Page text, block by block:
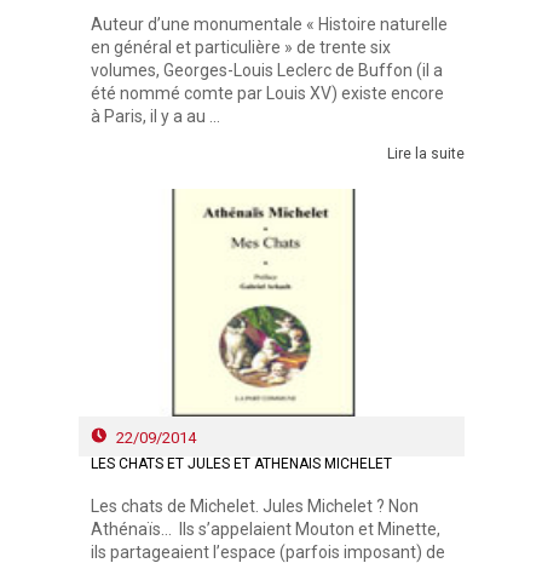
Auteur d’une monumentale « Histoire naturelle
en général et particulière » de trente six
volumes, Georges-Louis Leclerc de Buffon (il a
été nommé comte par Louis XV) existe encore
à Paris, il y a au ...
Lire la suite
22/09/2014
LES CHATS ET JULES ET ATHÉNAÏS MICHELET
Les chats de Michelet. Jules Michelet ? Non
Athénaïs... Ils s’appelaient Mouton et Minette,
ils partageaient l’espace (parfois imposant) de